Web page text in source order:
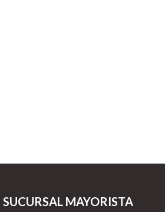
SUCURSAL MAYORISTA